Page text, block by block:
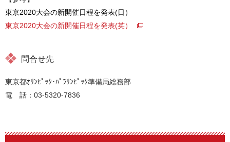
東京2020大会の新開催日程を発表(日）
東京2020大会の新開催日程を発表(英）
問合せ先
東京都ｵﾘﾝﾋﾟｯｸ･ﾊﾟﾗﾘﾝﾋﾟｯｸ準備局総務部
電 話：03-5320-7836